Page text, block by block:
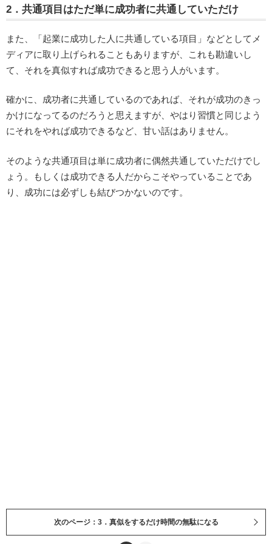
2．共通項目はただ単に成功者に共通していただけ
また、「起業に成功した人に共通している項目」などとしてメ
ディアに取り上げられることもありますが、これも勘違いし
て、それを真似すれば成功できると思う人がいます。
確かに、成功者に共通しているのであれば、それが成功のきっ
かけになってるのだろうと思えますが、やはり習慣と同じよう
にそれをやれば成功できるなど、甘い話はありません。
そのような共通項目は単に成功者に偶然共通していただけでし
ょう。もしくは成功できる人だからこそやっていることであ
り、成功には必ずしも結びつかないのです。
次のページ：3．真似をするだけ時間の無駄になる